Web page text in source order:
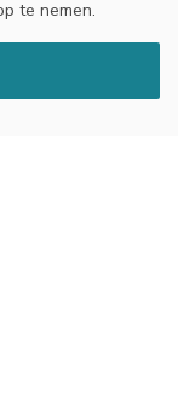
te nemen.